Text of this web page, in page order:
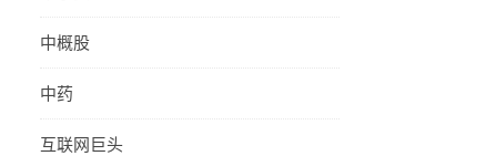
中概股
中药
互联网巨头